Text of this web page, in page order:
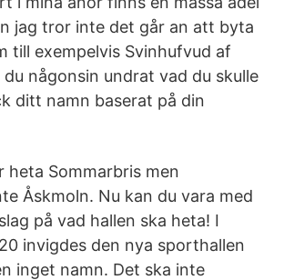
jag tror inte det går an att byta
till exempelvis Svinhufvud af
någonsin undrat vad du skulle
ditt namn baserat på din
heta Sommarbris men
Åskmoln. Nu kan du vara med
på vad hallen ska heta! I
invigdes den nya sporthallen
inget namn. Det ska inte